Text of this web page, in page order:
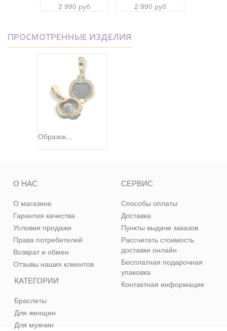
2 990 руб 2 990 руб
ПРОСМОТРЕННЫЕ ИЗДЕЛИЯ
Образок...
КАТЕГОРИИ
Браслеты
Для женщин
Для мужчин
О НАС
О магазине
Гарантия качества
Условия продажи
Права потребителей
Возврат и обмен
Отзывы наших клиентов
СЕРВИС
Способы оплаты
Доставка
Пункты выдачи заказов
Рассчитать стоимость
доставки онлайн
Бесплатная подарочная
упаковка
Контактная информация